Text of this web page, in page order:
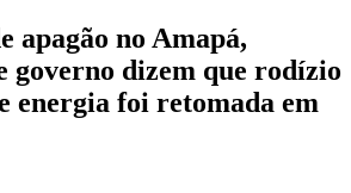
apagão no Amapá,
governo dizem que rodízio
energia foi retomada em